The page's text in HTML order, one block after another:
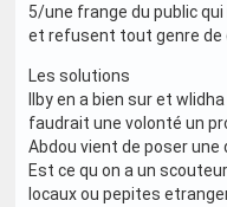
5/une frange du public
et refusent tout genre de
Les solutions
Ilby en a bien sur et
faudrait une volonté un
Abdou vient de poser
Est ce qu on a un
locaux ou pepites